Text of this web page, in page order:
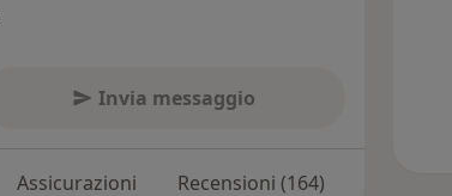
Invia messaggio
Assicurazioni Recensioni (164)